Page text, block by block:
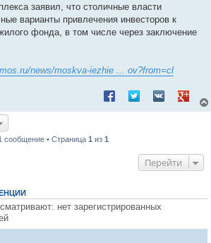
заявил, что столичные власти
варианты привлечения инвесторов к
фонда, в том числе через заключение
news/moskva-iezhie ... ov?from=cl
Поделиться в Facebook
Поделиться в
Поделиться
сообщение • Страница 1 из 1
Перейти
нет зарегистрированных